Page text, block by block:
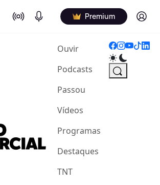
On Air Podcasts Premium Log in
Ouvir(current)
Podcasts
Passou
Vídeos
Programas
Destaques
TNT